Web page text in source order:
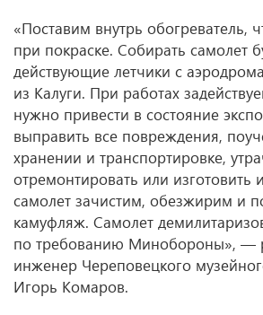
«Поставим внутрь обогреватель,
при покраске. Собирать самолет
действующие летчики с
из Калуги. При работах
нужно привести в состояние
выправить все повреждения,
хранении и транспортировке,
отремонтировать или изготовить
самолет зачистим, обезжирим и
камуфляж. Самолет
по требованию Минобороны», —
инженер Череповецкого
Игорь Комаров.